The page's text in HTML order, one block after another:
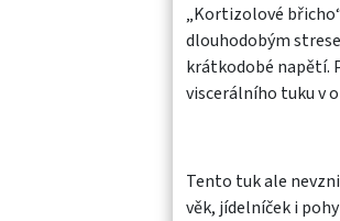
„Kortizolové
dlouhodobým
krátkodobé napětí.
viscerálního tuku v
Tento tuk ale
věk, jídelníček i